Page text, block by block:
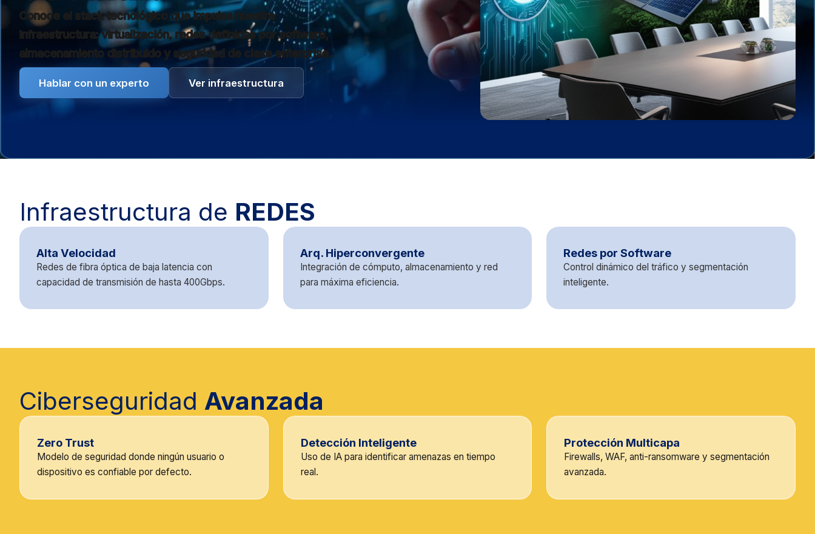
Conoce el stack tecnológico que impulsa nuestra
infraestructura: virtualización, redes definidas por software,
almacenamiento distribuido y seguridad de clase enterprise.
Hablar con un experto Ver infraestructura
Infraestructura de REDES
Alta Velocidad
Redes de fibra óptica de baja latencia con
capacidad de transmisión de hasta 400Gbps.
Arq. Hiperconvergente
Integración de cómputo, almacenamiento y red
para máxima eficiencia.
Redes por Software
Control dinámico del tráfico y segmentación
inteligente.
Ciberseguridad Avanzada
Zero Trust
Modelo de seguridad donde ningún usuario o
dispositivo es confiable por defecto.
Detección Inteligente
Uso de IA para identificar amenazas en tiempo
real.
Protección Multicapa
Firewalls, WAF, anti-ransomware y segmentación
avanzada.